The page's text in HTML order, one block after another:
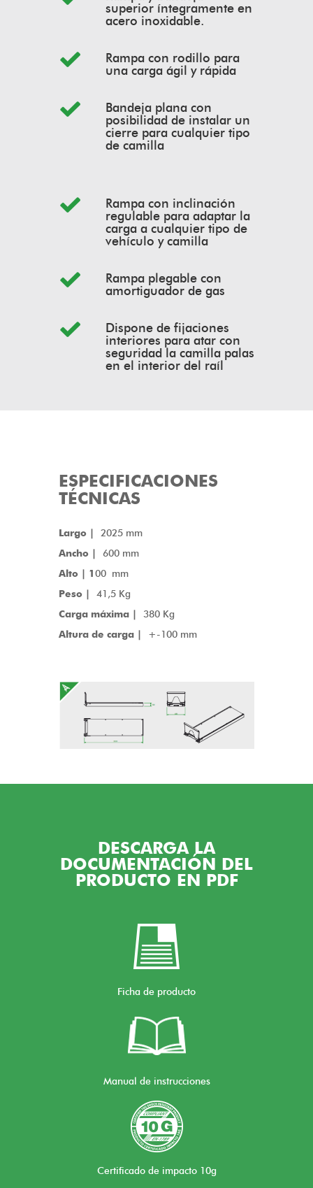
superior íntegramente en
acero inoxidable.
Rampa con rodillo para
una carga ágil y rápida
Bandeja plana con
posibilidad de instalar un
cierre para cualquier tipo
de camilla
Rampa con inclinación
regulable para adaptar la
carga a cualquier tipo de
vehículo y camilla
Rampa plegable con
amortiguador de gas
Dispone de fijaciones
interiores para atar con
seguridad la camilla palas
en el interior del raíl
ESPECIFICACIONES
TÉCNICAS
Largo | 2025 mm
Ancho | 600 mm
Alto | 100 mm
Peso | 41,5 Kg
Carga máxima | 380 Kg
Altura de carga | +-100 mm
DESCARGA LA
DOCUMENTACIÓN DEL
PRODUCTO EN PDF
Ficha de producto
Manual de instrucciones
Certificado de impacto 10g